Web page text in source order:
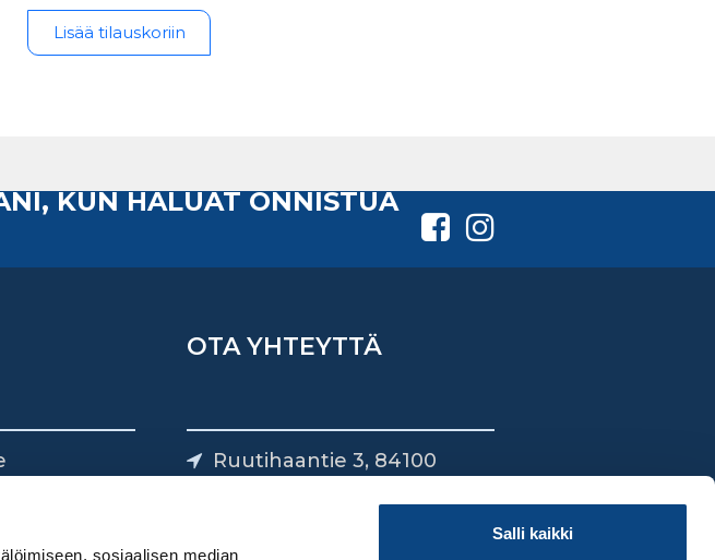
sosiaalisen median
Salli kaikki
Lisää tilauskoriin
KUN HALUAT ONNISTUA
OTA YHTEYTTÄ
Ruutihaantie 3, 84100